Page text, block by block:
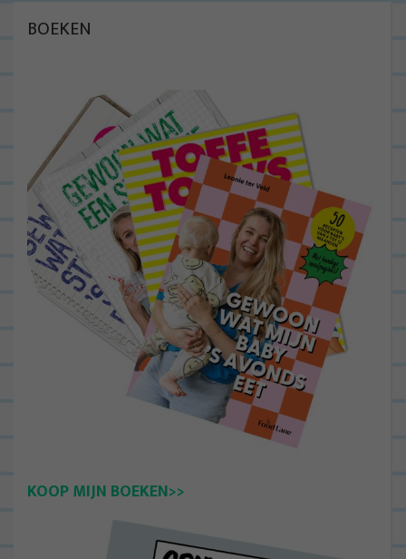
BOEKEN
KOOP MIJN BOEKEN>>